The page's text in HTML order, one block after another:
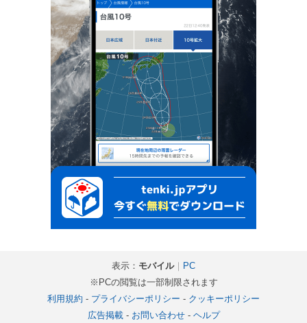
表示： モバイル｜ PC
※PCの閲覧は一部制限されます
利用規約 - プライバシーポリシー - クッキーポリシー
広告掲載- お問い合わせ- ヘルプ